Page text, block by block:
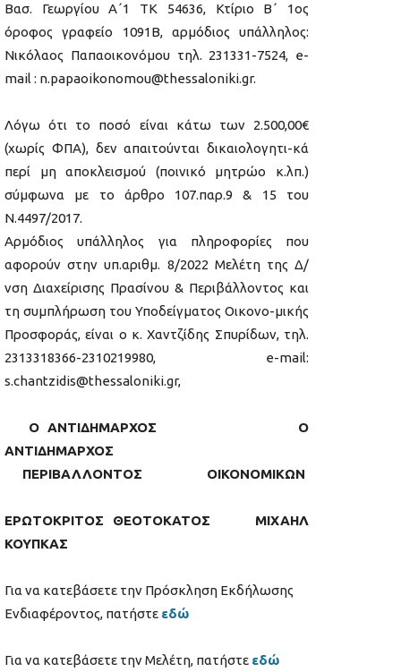
Βασ. Γεωργίου Α΄1 ΤΚ 54636, Κτίριο Β΄ 1ος
όροφος γραφείο 1091Β, αρμόδιος υπάλληλος:
Νικόλαος Παπαοικονόμου τηλ. 231331-7524, e-
mail : n.papaoikonomou@thessaloniki.gr.
Λόγω ότι το ποσό είναι κάτω των 2.500,00€
(χωρίς ΦΠΑ), δεν απαιτούνται δικαιολογητι-κά
περί μη αποκλεισμού (ποινικό μητρώο κ.λπ.)
σύμφωνα με το άρθρο 107.παρ.9 & 15 του
Ν.4497/2017.
Αρμόδιος υπάλληλος για πληροφορίες που
αφορούν στην υπ.αριθμ. 8/2022 Μελέτη της Δ/
νση Διαχείρισης Πρασίνου & Περιβάλλοντος και
τη συμπλήρωση του Υποδείγματος Οικονο-μικής
Προσφοράς, είναι ο κ. Χαντζίδης Σπυρίδων, τηλ.
2313318366-2310219980, e-mail:
s.chantzidis@thessaloniki.gr,
Ο ΑΝΤΙΔΗΜΑΡΧΟΣ Ο
ΑΝΤΙΔΗΜΑΡΧΟΣ
ΠΕΡΙΒΑΛΛΟΝΤΟΣ ΟΙΚΟΝΟΜΙΚΩΝ
ΕΡΩΤΟΚΡΙΤΟΣ ΘΕΟΤΟΚΑΤΟΣ ΜΙΧΑΗΛ
ΚΟΥΠΚΑΣ
Για να κατεβάσετε την Πρόσκληση Εκδήλωσης
Ενδιαφέροντος, πατήστε εδώ
Για να κατεβάσετε την Μελέτη, πατήστε εδώ